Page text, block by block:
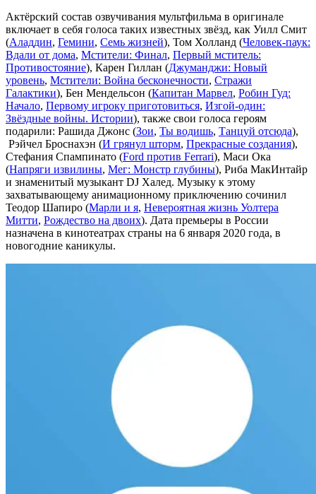
Актёрский состав озвучивания мультфильма в оригинале
включает в себя голоса таких известных звёзд, как Уилл Смит
(Аладдин, Гемини, Семь жизней), Том Холланд (Человек-паук:
Вдали от дома, Мстители: Финал, Первый мститель:
Противостояние), Карен Гиллан (Джуманджи: Новый
уровень, Мстители: Война бесконечности, Стражи
Галактики), Бен Мендельсон (Капитан Марвел, Робин Гуд:
Начало, Первому игроку приготовиться, Изгой-один:
Звёздные войны. Истории), также свои голоса героям
подарили: Рашида Джонс (Зои, Ты водишь, Танцуй отсюда),
Рэйчел Броснахэн (И грянул шторм, Прекрасные создания),
Стефания Спампинато (Ford против Ferrari), Маси Ока
(Напряги извилины, Мег: Монстр глубины), Риба МакИнтайр
и знаменитый музыкант DJ Халед. Музыку к этому
захватывающему анимационному приключению сочинил
Теодор Шапиро (Марли и я, Невероятная жизнь Уолтера
Митти, Рождество на двоих). Дата премьеры в России
назначена в кинотеатрах страны на 6 января 2020 года, в
новогодние каникулы.